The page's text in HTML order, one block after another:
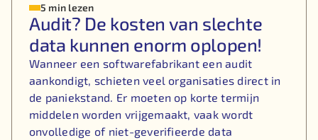
5 min lezen
Audit? De kosten van slechte
data kunnen enorm oplopen!
Wanneer een softwarefabrikant een audit
aankondigt, schieten veel organisaties direct in
de paniekstand. Er moeten op korte termijn
middelen worden vrijgemaakt, vaak wordt
onvolledige of niet-geverifieerde data